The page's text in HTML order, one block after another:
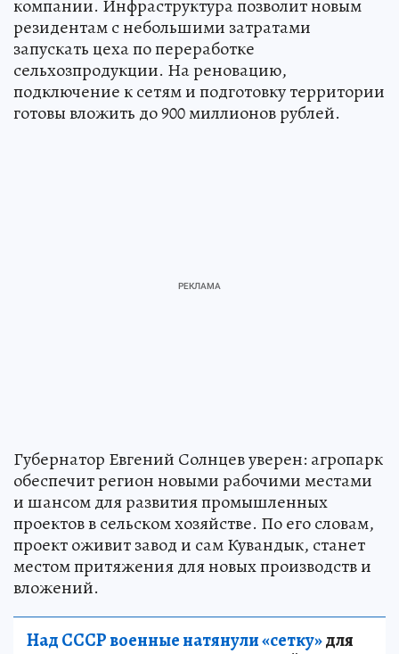
компании. Инфраструктура позволит новым
резидентам с небольшими затратами
запускать цеха по переработке
сельхозпродукции. На реновацию,
подключение к сетям и подготовку территории
готовы вложить до 900 миллионов рублей.
Губернатор Евгений Солнцев уверен: агропарк
обеспечит регион новыми рабочими местами
и шансом для развития промышленных
проектов в сельском хозяйстве. По его словам,
проект оживит завод и сам Кувандык, станет
местом притяжения для новых производств и
вложений.
Над СССР военные натянули «сетку»для